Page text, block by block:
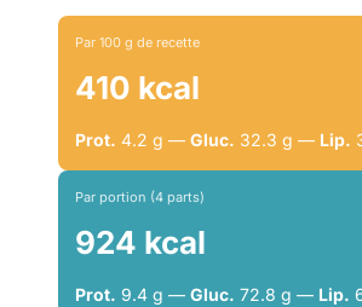
Par 100 g de recette
410 kcal
Prot. 4.2 g — Gluc. 32.3 g — Lip.
Par portion (4 parts)
924 kcal
Prot. 9.4 g — Gluc. 72.8 g — Lip.